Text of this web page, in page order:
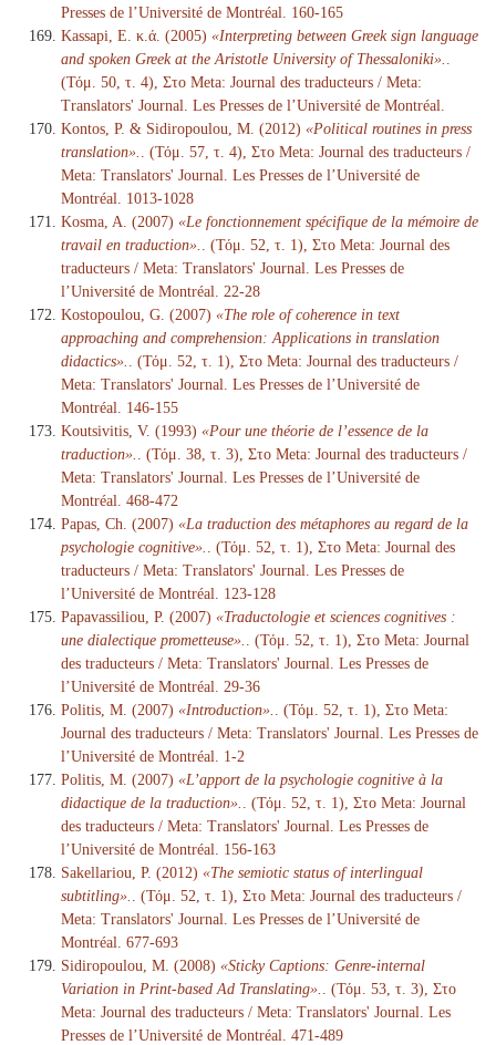
Presses de l’Université de Montréal. 160-165
Kassapi, E. κ.ά. (2005) «Interpreting between Greek sign language
and spoken Greek at the Aristotle University of Thessaloniki».
(Τόμ. 50, τ. 4), Στο Meta: Journal des traducteurs / Meta:
Translators' Journal. Les Presses de l’Université de Montréal.
Kontos, P. & Sidiropoulou, M. (2012) «Political routines in press
translation».
. (Τόμ. 57, τ. 4), Στο Meta: Journal des traducteurs /
Meta: Translators' Journal. Les Presses de l’Université de
Montréal. 1013-1028
Kosma, A. (2007) «Le fonctionnement spécifique de la mémoire de
travail en traduction».
. (Τόμ. 52, τ. 1), Στο Meta: Journal des
traducteurs / Meta: Translators' Journal. Les Presses de
l’Université de Montréal. 22-28
Kostopoulou, G. (2007) «The role of coherence in text
approaching and comprehension: Applications in translation
didactics».
. (Τόμ. 52, τ. 1), Στο Meta: Journal des traducteurs /
Meta: Translators' Journal. Les Presses de l’Université de
Montréal. 146-155
Koutsivitis, V. (1993) «Pour une théorie de l’essence de la
traduction».
. (Τόμ. 38, τ. 3), Στο Meta: Journal des traducteurs /
Meta: Translators' Journal. Les Presses de l’Université de
Montréal. 468-472
Papas, Ch. (2007) «La traduction des métaphores au regard de la
psychologie cognitive».
. (Τόμ. 52, τ. 1), Στο Meta: Journal des
traducteurs / Meta: Translators' Journal. Les Presses de
l’Université de Montréal. 123-128
Papavassiliou, P. (2007) «Traductologie et sciences cognitives :
une dialectique prometteuse».
. (Τόμ. 52, τ. 1), Στο Meta: Journal
des traducteurs / Meta: Translators' Journal. Les Presses de
l’Université de Montréal. 29-36
Politis, M. (2007) «Introduction».
. (Τόμ. 52, τ. 1), Στο Meta:
Journal des traducteurs / Meta: Translators' Journal. Les Presses de
l’Université de Montréal. 1-2
Politis, M. (2007) «L’apport de la psychologie cognitive à la
didactique de la traduction».
. (Τόμ. 52, τ. 1), Στο Meta: Journal
des traducteurs / Meta: Translators' Journal. Les Presses de
l’Université de Montréal. 156-163
Sakellariou, P. (2012) «The semiotic status of interlingual
subtitling».
. (Τόμ. 52, τ. 1), Στο Meta: Journal des traducteurs /
Meta: Translators' Journal. Les Presses de l’Université de
Montréal. 677-693
Sidiropoulou, M. (2008) «Sticky Captions: Genre-internal
Variation in Print-based Ad Translating».
. (Τόμ. 53, τ. 3), Στο
Meta: Journal des traducteurs / Meta: Translators' Journal. Les
Presses de l’Université de Montréal. 471-489